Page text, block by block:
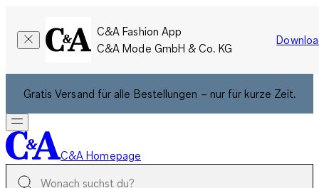
C&A Fashion App
C&A Mode GmbH & Co. KG
Gratis Versand für alle Bestellungen – nur für kurze Zeit.
C&A Homepage